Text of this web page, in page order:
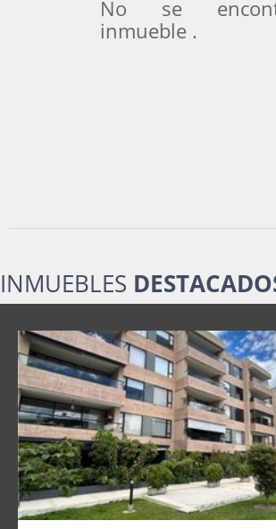
No se
inmueble .
INMUEBLES